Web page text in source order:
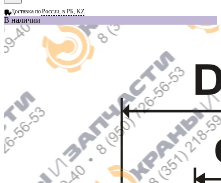
Доставка поРоссии, в РБ, KZ
В наличии